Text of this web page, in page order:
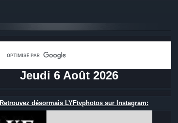
Jeudi 6 Août 2026
Retrouvez désormais LYFtvphotos sur Instagram: